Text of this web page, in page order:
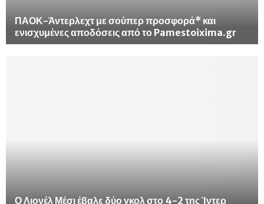
ΠΑΟΚ-Άντερλεχτ με σούπερ προσφορά* και
ενισχυμένες αποδόσεις από το Pamestoixima.gr
Ο Λιονέλ Μέσι έβαλε δύο γκολ στο 4-2 της Ίντερ